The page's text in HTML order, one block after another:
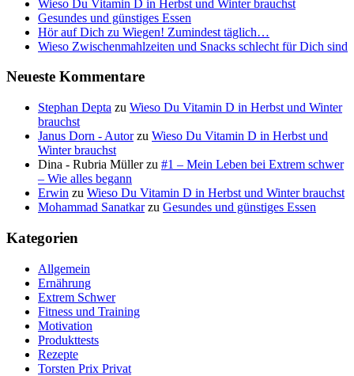
Wieso Du Vitamin D in Herbst und Winter brauchst
Gesundes und günstiges Essen
Hör auf Dich zu Wiegen! Zumindest täglich…
Wieso Zwischenmahlzeiten und Snacks schlecht für Dich sind
Neueste Kommentare
Stephan Depta zu Wieso Du Vitamin D in Herbst und Winter
brauchst
Janus Dorn - Autorzu Wieso Du Vitamin D in Herbst und
Winter brauchst
Dina - Rubria Müllerzu #1 – Mein Leben bei Extrem schwer
– Wie alles begann
Erwin zu Wieso Du Vitamin D in Herbst und Winter brauchst
Mohammad Sanatkarzu Gesundes und günstiges Essen
Kategorien
Allgemein
Ernährung
Extrem Schwer
Fitness und Training
Motivation
Produkttests
Rezepte
Torsten Prix Privat